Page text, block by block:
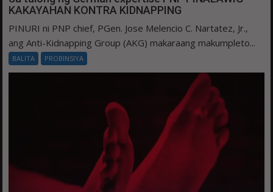
KAKAYAHAN KONTRA KIDNAPPING
PINURI ni PNP chief, PGen. Jose Melencio C. Nartatez, Jr.,
ang Anti-Kidnapping Group (AKG) makaraang makumpleto...
BALITA PROBINSIYA